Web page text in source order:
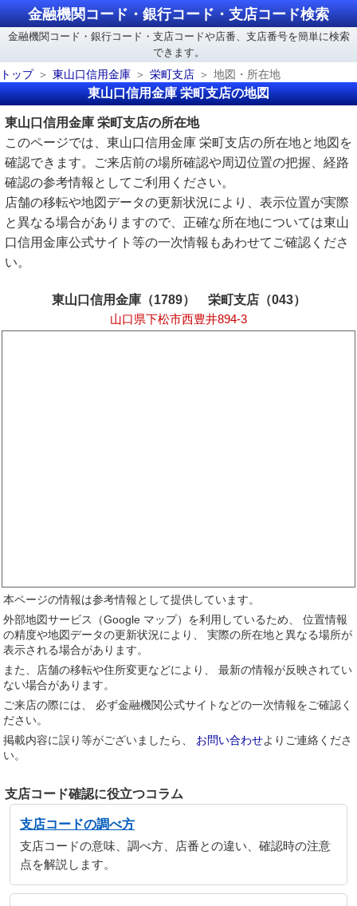
金融機関コード・銀行コード・支店コード検索
金融機関コード・銀行コード・支店コードや店番、支店番号を簡単に検索
できます。
トップ
東山口信用金庫 栄町支店 地図・所在地
東山口信用金庫 栄町支店の地図
東山口信用金庫 栄町支店の所在地
このページでは、東山口信用金庫 栄町支店の所在地と地図を
確認できます。ご来店前の場所確認や周辺位置の把握、経路
確認の参考情報としてご利用ください。
店舗の移転や地図データの更新状況により、表示位置が実際
と異なる場合がありますので、正確な所在地については東山
口信用金庫公式サイト等の一次情報もあわせてご確認くださ
い。
東山口信用金庫（1789） 栄町支店（043）
山口県下松市西豊井894-3
本ページの情報は参考情報として提供しています。
外部地図サービス（Google マップ）を利用しているため、 位置情報
の精度や地図データの更新状況により、 実際の所在地と異なる場所が
表示される場合があります。
また、店舗の移転や住所変更などにより、 最新の情報が反映されてい
ない場合があります。
ご来店の際には、 必ず金融機関公式サイトなどの一次情報をご確認く
ださい。
掲載内容に誤り等がございましたら、 お問い合わせよりご連絡くださ
い。
支店コード確認に役立つコラム
支店コードの調べ方
支店コードの意味、調べ方、店番との違い、確認時の注意
点を解説します。